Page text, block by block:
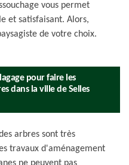
vous permet
et satisfaisant. Alors,
de votre choix.
pour faire les
dans la ville de Selles
arbres sont très
travaux d'aménagement